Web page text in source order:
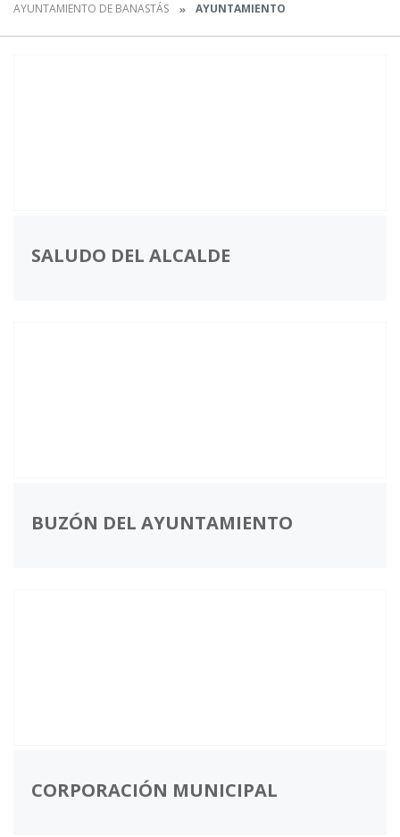
AYUNTAMIENTO DE BANASTÁS AYUNTAMIENTO
SALUDO DEL ALCALDE
BUZÓN DEL AYUNTAMIENTO
CORPORACIÓN MUNICIPAL